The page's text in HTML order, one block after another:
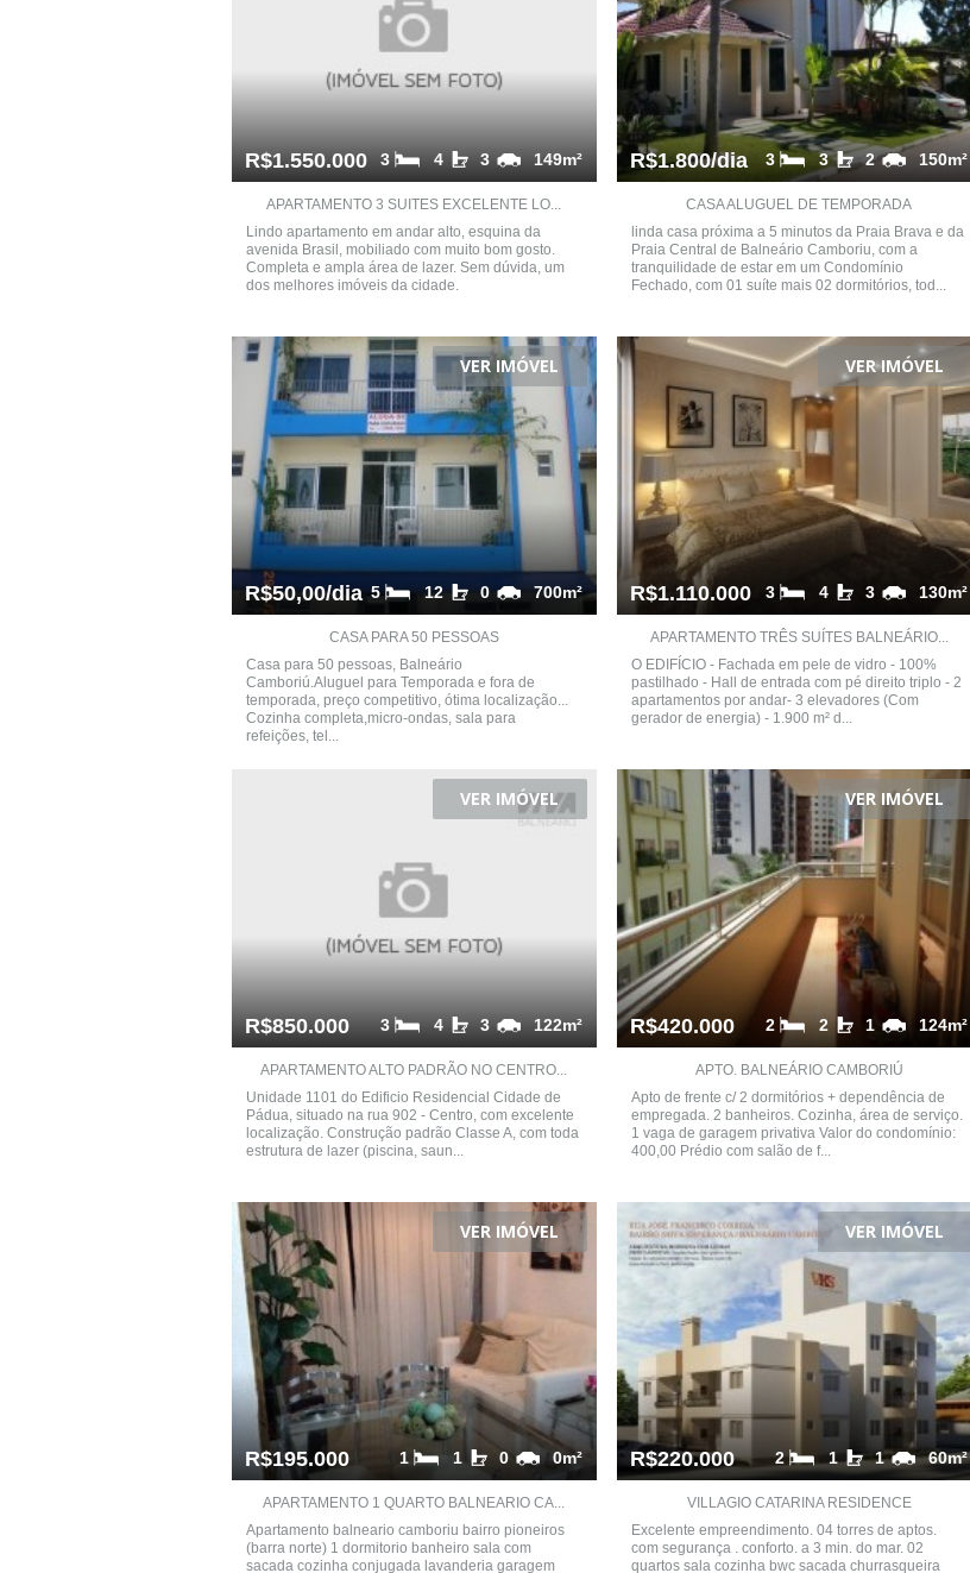
R$1.550.000 149m²
3
4
3
APARTAMENTO 3 SUITES EXCELENTE LO...
Lindo apartamento em andar alto, esquina da
avenida Brasil, mobiliado com muito bom gosto.
Completa e ampla área de lazer. Sem dúvida, um
dos melhores imóveis da cidade.
R$1.800/dia 150m²
2
3
3
CASA ALUGUEL DE TEMPORADA
linda casa próxima a 5 minutos da Praia Brava e da
Praia Central de Balneário Camboriu, com a
tranquilidade de estar em um Condomínio
Fechado, com 01 suíte mais 02 dormitórios, tod...
VER IMÓVEL
R$50,00/dia 700m²
0
12
5
CASA PARA 50 PESSOAS
Casa para 50 pessoas, Balneário
Camboriú.Aluguel para Temporada e fora de
temporada, preço competitivo, ótima localização...
Cozinha completa,micro-ondas, sala para
refeições, tel...
VER IMÓVEL
R$1.110.000 130m²
3
4
3
APARTAMENTO TRÊS SUÍTES BALNEÁRIO...
O EDIFÍCIO - Fachada em pele de vidro - 100%
pastilhado - Hall de entrada com pé direito triplo - 2
apartamentos por andar- 3 elevadores (Com
gerador de energia) - 1.900 m² d...
VER IMÓVEL
R$850.000 122m²
3
4
3
APARTAMENTO ALTO PADRÃO NO CENTRO...
Unidade 1101 do Edificio Residencial Cidade de
Pádua, situado na rua 902 - Centro, com excelente
localização. Construção padrão Classe A, com toda
estrutura de lazer (piscina, saun...
VER IMÓVEL
R$420.000 124m²
1
2
2
APTO. BALNEÁRIO CAMBORIÚ
Apto de frente c/ 2 dormitórios + dependência de
empregada. 2 banheiros. Cozinha, área de serviço.
1 vaga de garagem privativa Valor do condomínio:
400,00 Prédio com salão de f...
VER IMÓVEL
R$195.000 0m²
0
1
1
APARTAMENTO 1 QUARTO BALNEARIO CA...
Apartamento balneario camboriu bairro pioneiros
(barra norte) 1 dormitorio banheiro sala com
sacada cozinha conjugada lavanderia garagem
VER IMÓVEL
R$220.000 60m²
1
1
2
VILLAGIO CATARINA RESIDENCE
Excelente empreendimento. 04 torres de aptos.
com segurança . conforto. a 3 min. do mar. 02
quartos sala cozinha bwc sacada churrasqueira